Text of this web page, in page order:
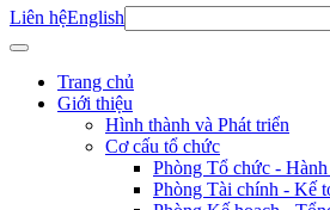
Liên hệEnglish
Trang chủ
Giới thiệu
Hình thành và Phát triển
Cơ cấu tổ chức
Phòng Tổ chức -
Phòng Tài chính - Kế